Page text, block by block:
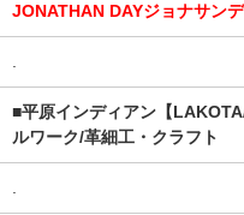
JONATHAN DAYジョナサン
.
■平原インディアン【
ルワーク/革細工・クラフト
.